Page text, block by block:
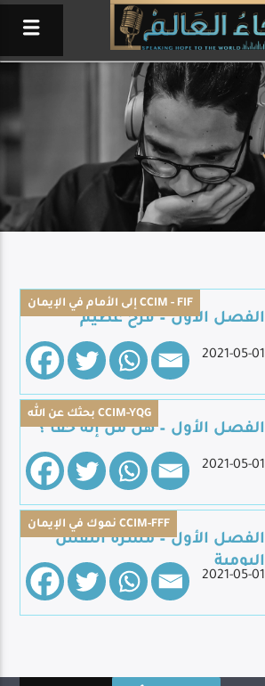
ترانيم وعبادة صباحية
إذاعة حول العالم
Live Broadcast
إلى الأمام في الإيمان CCIM - FIF
الفصل الأول – فرح عظيم
2021-05-01
بحثك عن الله CCIM-YQG
الفصل الأول – هل من إله حقا ؟
2021-05-01
نموك في الإيمان CCIM-FFF
الفصل الأول – مسرة النفس
اليومية
2021-05-01